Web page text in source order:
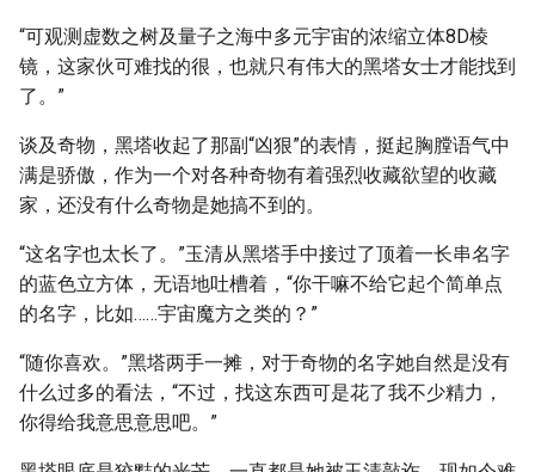
“可观测虚数之树及量子之海中多元宇宙的浓缩立体8D棱
镜，这家伙可难找的很，也就只有伟大的黑塔女士才能找到
了。”
谈及奇物，黑塔收起了那副“凶狠”的表情，挺起胸膛语气中
满是骄傲，作为一个对各种奇物有着强烈收藏欲望的收藏
家，还没有什么奇物是她搞不到的。
“这名字也太长了。”玉清从黑塔手中接过了顶着一长串名字
的蓝色立方体，无语地吐槽着，“你干嘛不给它起个简单点
的名字，比如……宇宙魔方之类的？”
“随你喜欢。”黑塔两手一摊，对于奇物的名字她自然是没有
什么过多的看法，“不过，找这东西可是花了我不少精力，
你得给我意思意思吧。”